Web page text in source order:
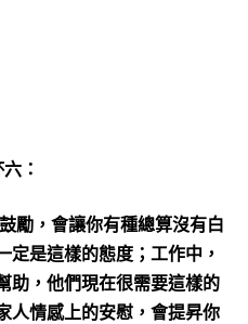
：
勵，會讓你有種總算沒有白
定是這樣的態度；工作中，
助，他們現在很需要這樣的
人情感上的安慰，會提昇你